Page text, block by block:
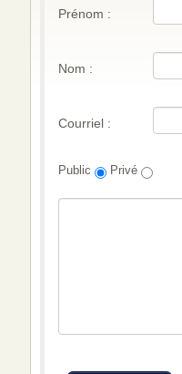
Prénom :
Nom :
Courriel :
Public Privé